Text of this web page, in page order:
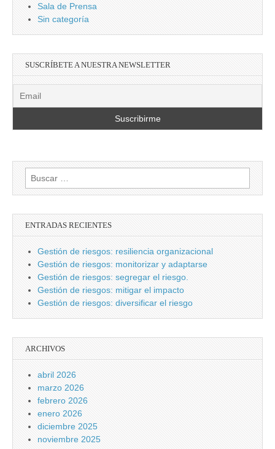
Sala de Prensa
Sin categoría
SUSCRÍBETE A NUESTRA NEWSLETTER
Buscar:
ENTRADAS RECIENTES
Gestión de riesgos: resiliencia organizacional
Gestión de riesgos: monitorizar y adaptarse
Gestión de riesgos: segregar el riesgo.
Gestión de riesgos: mitigar el impacto
Gestión de riesgos: diversificar el riesgo
ARCHIVOS
abril 2026
marzo 2026
febrero 2026
enero 2026
diciembre 2025
noviembre 2025